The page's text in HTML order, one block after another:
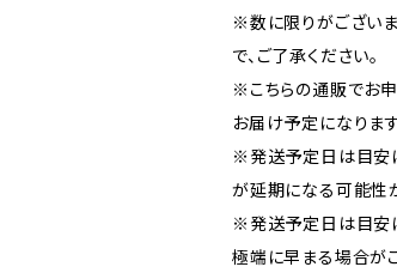
※数に限りがございま
で、ご了承ください。
※こちらの通販でお
お届け予定になります
※発送予定日は目安
が延期になる可能性
※発送予定日は目安
極端に早まる場合が